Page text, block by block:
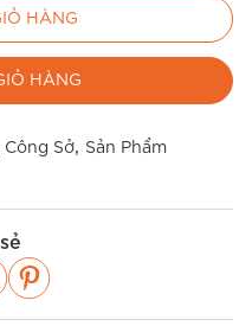
HÀNG
HÀNG
Sở, Sản Phẩm